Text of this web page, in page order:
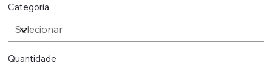
Categoria
Quantidade